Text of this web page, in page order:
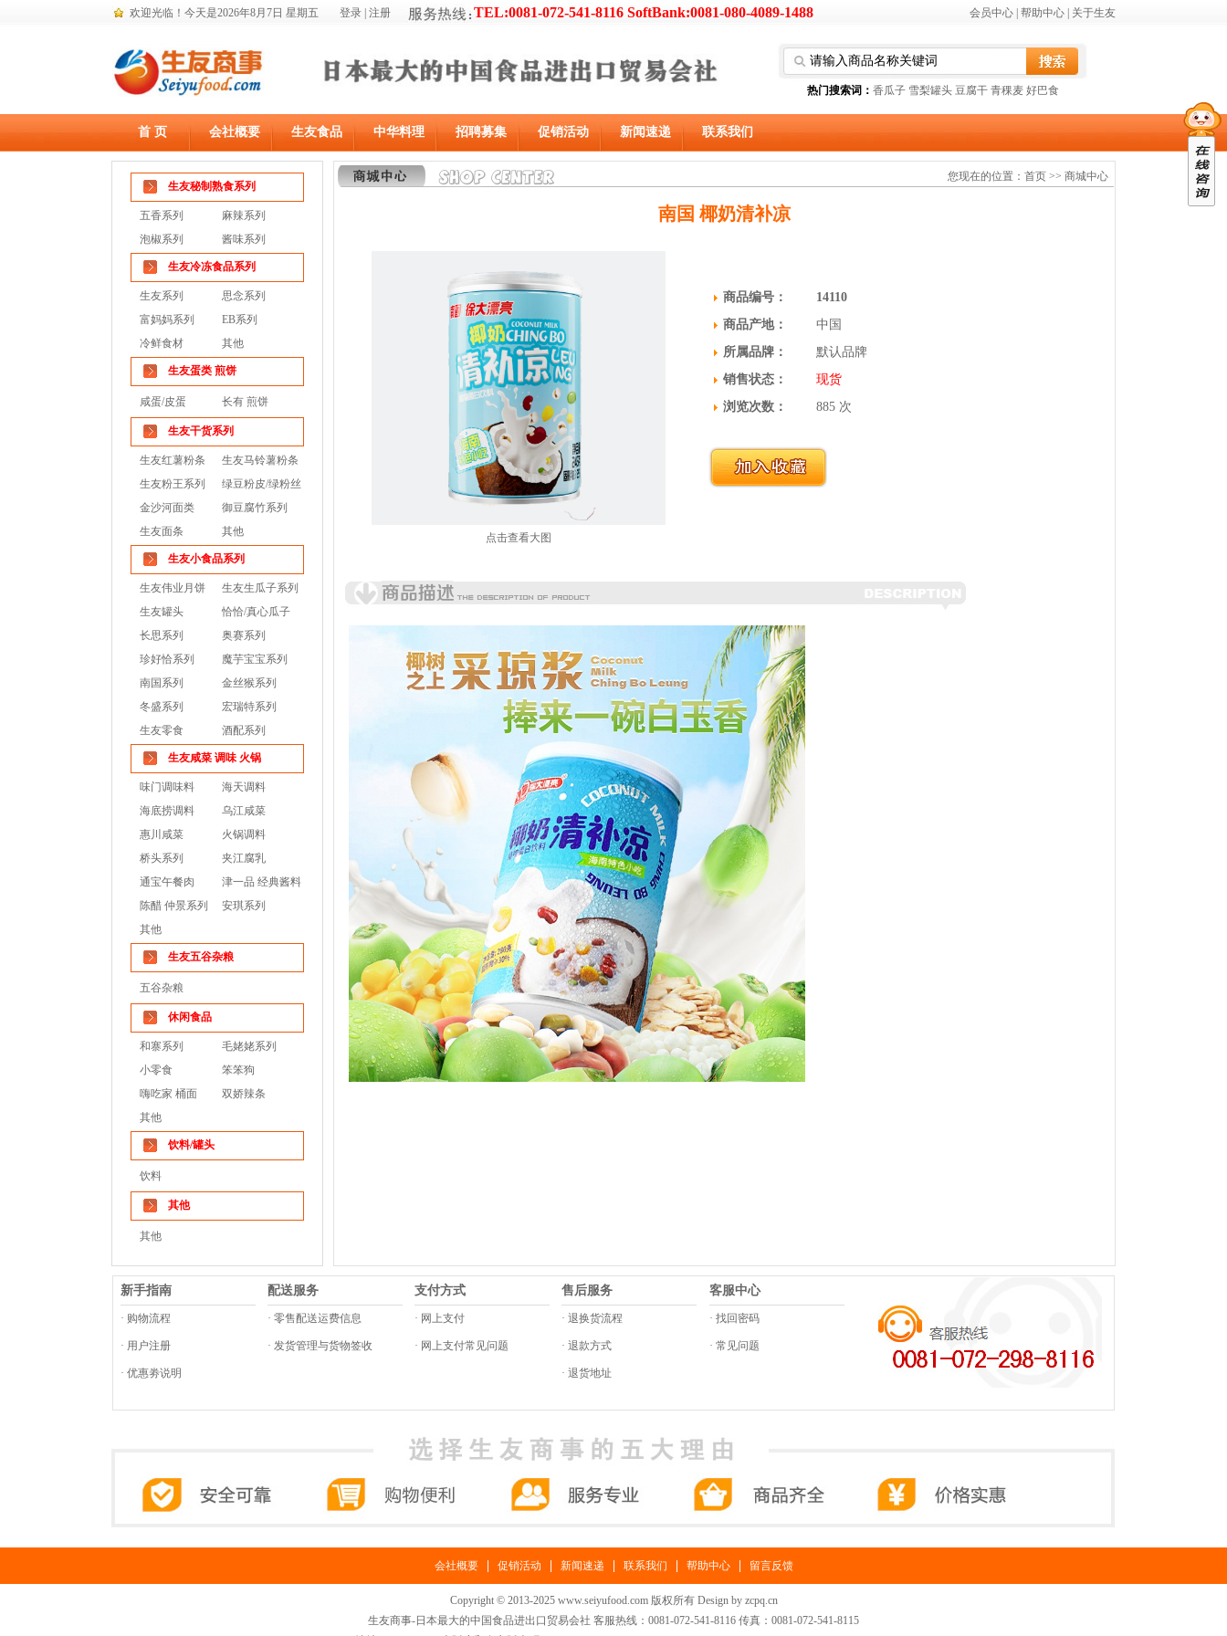
欢迎光临！ 今天是2026年8月7日 星期五 登录 注册 TEL:0081-072-541-8116 SoftBank:0081-080-4089-1488 会员中心 帮助中心 关于生友
热门搜索词： 香瓜子 雪梨罐头 豆腐干 青稞麦 好巴食
首 页 会社概要 生友食品 中华料理 招聘募集 促销活动 新闻速递 联系我们
生友秘制熟食系列
五香系列
麻辣系列
泡椒系列
酱味系列
生友冷冻食品系列
生友系列
思念系列
富妈妈系列
EB系列
冷鲜食材
其他
生友蛋类 煎饼
咸蛋/皮蛋 长有 煎饼
生友干货系列
生友红薯粉条
生友马铃薯粉条
生友粉王系列
绿豆粉皮/绿粉丝
金沙河面类
御豆腐竹系列
生友面条
其他
生友小食品系列
生友伟业月饼
生友生瓜子系列
生友罐头
恰恰/真心瓜子
长思系列
奥赛系列
珍好恰系列
魔芋宝宝系列
南国系列
金丝猴系列
冬盛系列
宏瑞特系列
生友零食
酒配系列
生友咸菜 调味 火锅
味门调味料
海天调料
海底捞调料
乌江咸菜
惠川咸菜
火锅调料
桥头系列
夹江腐乳
通宝午餐肉
津一品 经典酱料
陈醋 仲景系列
安琪系列
其他
生友五谷杂粮
五谷杂粮
休闲食品
和寨系列
毛姥姥系列
小零食
笨笨狗
嗨吃家 桶面
双娇辣条
其他
饮料/罐头
饮料
其他
其他
您现在的位置： 首页 >> 商城中心
南国 椰奶清补凉
点击查看大图
商品编号：
14110
商品产地：
中国
所属品牌：
默认品牌
销售状态：
现货
浏览次数：
885 次
新手指南
· 购物流程
· 用户注册
· 优惠劵说明
配送服务
· 零售配送运费信息
· 发货管理与货物签收
支付方式
· 网上支付
· 网上支付常见问题
售后服务
· 退换货流程
· 退款方式
· 退货地址
客服中心
· 找回密码
· 常见问题
会社概要 促销活动 新闻速递 联系我们 帮助中心 留言反馈
Copyright © 2013-2025 www.seiyufood.com 版权所有 Design by zcpq.cn
生友商事-日本最大的中国食品进出口贸易会社 客服热线：0081-072-541-8116 传真：0081-072-541-8115